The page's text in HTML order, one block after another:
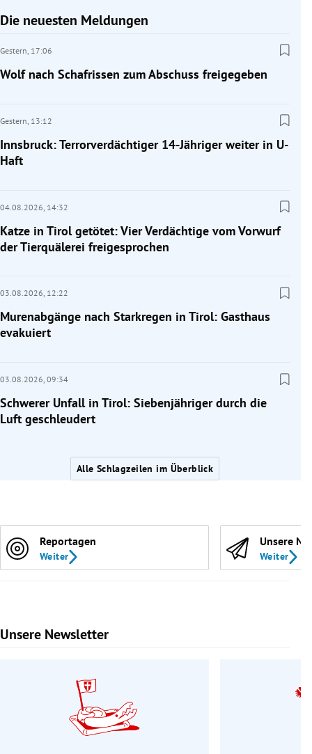
Die neuesten Meldungen
Gestern, 17:06
Wolf nach Schafrissen zum Abschuss freigegeben
Gestern, 13:12
Innsbruck: Terrorverdächtiger 14-Jähriger weiter in U-
Haft
04.08.2026, 14:32
Katze in Tirol getötet: Vier Verdächtige vom Vorwurf
der Tierquälerei freigesprochen
03.08.2026, 12:22
Murenabgänge nach Starkregen in Tirol: Gasthaus
evakuiert
03.08.2026, 09:34
Schwerer Unfall in Tirol: Siebenjähriger durch die
Luft geschleudert
Alle Schlagzeilen im Überblick
Reportagen
Weiter
Unsere
Weiter
Unsere Newsletter
Slide 1 von 9